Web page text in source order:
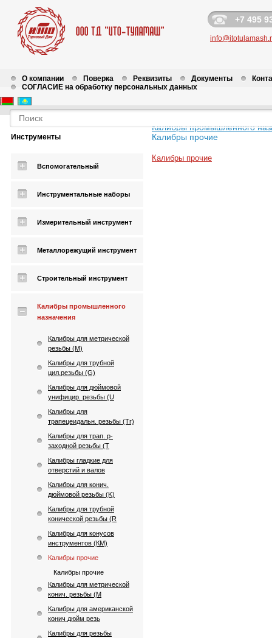
+7 495
О компании Поверка Реквизиты Документы
СОГЛАСИЕ на обработку персональных данных
Инструменты
Вспомогательный
Инструментальные наборы
Измерительный инструмент
Металлорежущий инструмент
Строительный инструмент
Калибры промышленного
назначения
Калибры для метрической
резьбы (М)
Калибры для трубной
цил.резьбы (G)
Калибры для дюймовой
унифицир. резьбы (U
Калибры для
трапецеидальн. резьбы (Tr)
Калибры для трап. p-
заходной резьбы (T
Калибры гладкие для
отверстий и валов
Калибры для конич.
дюймовой резьбы (K)
Калибры для трубной
конической резьбы (R
Калибры для конусов
инструментов (КМ)
Калибры прочие
Калибры прочие
Калибры для метрической
конич. резьбы (М
Калибры для американской
конич дюйм резь
Калибры для резьбы
Калибры промышленного
Калибры прочие
Калибры прочие